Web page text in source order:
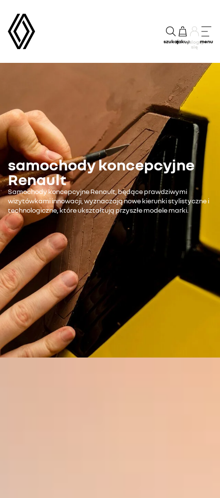
szukajzakupZaloguj
się
menu
samochody koncepcyjne
Renault
Samochody koncepcyjne Renault, będące prawdziwymi
wizytówkami innowacji, wyznaczają nowe kierunki stylistyczne i
technologiczne, które ukształtują przyszłe modele marki.